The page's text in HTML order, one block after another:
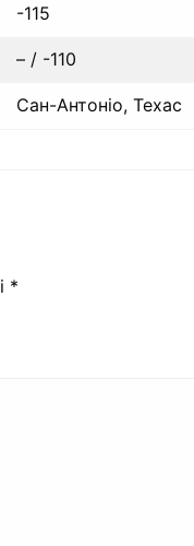
-115
– / -110
Сан-Антоніо, Техас
*